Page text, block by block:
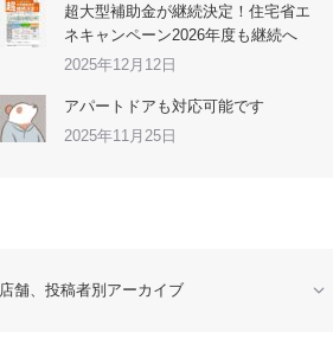
超大型補助金が継続決定！住宅省エ
ネキャンペーン2026年度も継続へ
2025年12月12日
アパートドアも対応可能です
2025年11月25日
店舗、投稿者別アーカイブ